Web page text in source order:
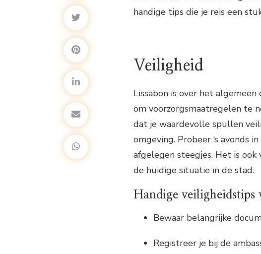
handige tips die je reis een
Veiligheid
Lissabon is over het
om voorzorgsmaatregelen te
dat je waardevolle spullen
omgeving. Probeer ‘s avonds
afgelegen steegjes. Het is
de huidige situatie in de stad.
Handige
Bewaar belangrijke
Registreer je bij de